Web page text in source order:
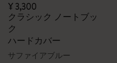
¥ 3,300
クラシック ノートブッ
ク
ハードカバー
サファイアブルー